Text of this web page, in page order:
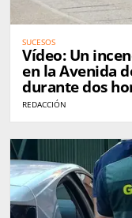
SUCESOS
Vídeo: Un
en la Avenida
durante dos
REDACCIÓN